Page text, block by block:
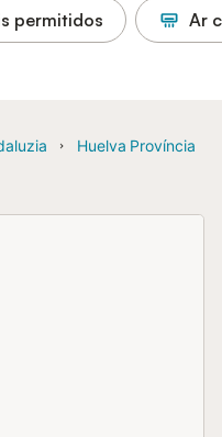
permitidos Ar
Huelva Província